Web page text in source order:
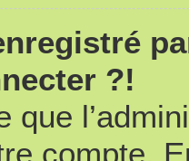
?!
que
compte.